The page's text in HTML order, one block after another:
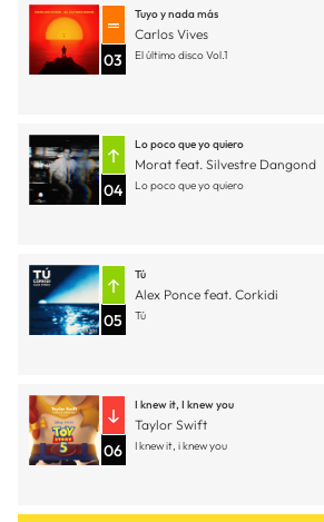
03
Tuyo y nada más
Carlos Vives
El último disco Vol.1
04
Lo poco que yo quiero
Morat feat. Silvestre Dangond
Lo poco que yo quiero
05
Tú
Alex Ponce feat. Corkidi
Tú
06
I knew it, I knew you
Taylor Swift
I knew it, i knew you